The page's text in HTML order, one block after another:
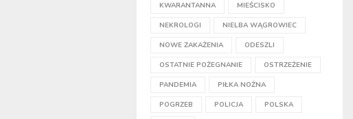
KWARANTANNA MIEŚCISKO
NEKROLOGI NIELBA WĄGROWIEC
NOWE ZAKAŻENIA ODESZLI
OSTATNIE POŻEGNANIE OSTRZEŻENIE
PANDEMIA PIŁKA NOŻNA
POGRZEB POLICJA POLSKA